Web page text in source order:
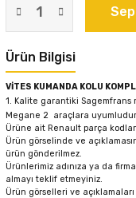
Ürün Bilgisi
VİTES KUMANDA KOLU
1. Kalite garantiki Sagemfrans
Megane 2 araçlara
Ürüne ait Renault parça
Ürün görselinde ve
ürün gönderilmez.
Ürünlerimiz adınıza ya da
almayı teklif etmeyiniz.
Ürün görselleri ve